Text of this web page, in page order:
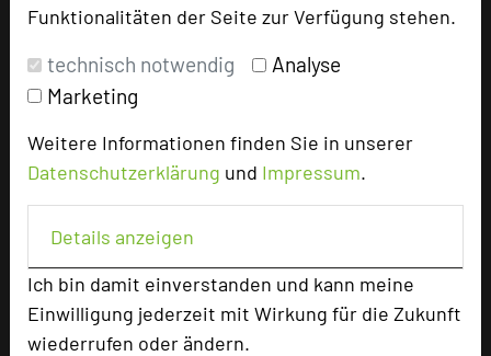
Funktionalitäten der Seite zur Verfügung stehen.
technisch notwendig
Analyse
Marketing
Weitere Informationen finden Sie in unserer
Datenschutzerklärung und Impressum.
Details anzeigen
Ich bin damit einverstanden und kann meine
Einwilligung jederzeit mit Wirkung für die Zukunft
wiederrufen oder ändern.
Bewertung
Tagungsleiter
Hotel bewerten
Hoteldaten